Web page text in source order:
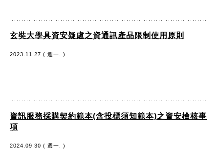
玄奘大學具資安疑慮之資通訊產品限制使用原則
2023.11.27 ( 週一. )
資訊服務採購契約範本(含投標須知範本)之資安檢核事
項
2024.09.30 ( 週一. )